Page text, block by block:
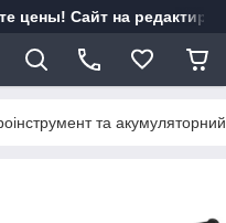
цены! Сайт на
та